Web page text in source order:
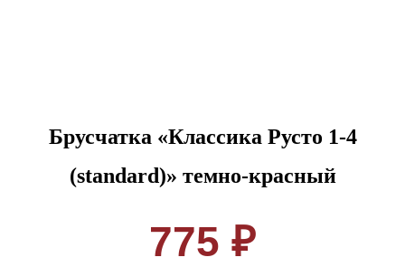
Брусчатка «Классика Русто 1-4
(standard)» темно-красный
775 ₽